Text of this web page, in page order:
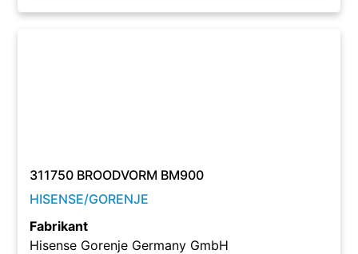
311750 BROODVORM BM900
HISENSE/GORENJE
Fabrikant
Hisense Gorenje Germany GmbH